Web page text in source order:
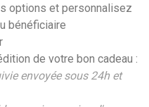
options et personnalisez
bénéficiaire
de votre bon cadeau :
envoyée sous 24h et